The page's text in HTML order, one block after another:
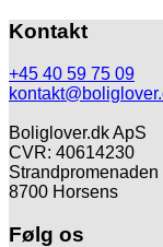
var:
Kontakt
+45 40 59 75 09
Boliglover.dk ApS
CVR: 40614230
Strandpromenaden
8700 Horsens
Følg os